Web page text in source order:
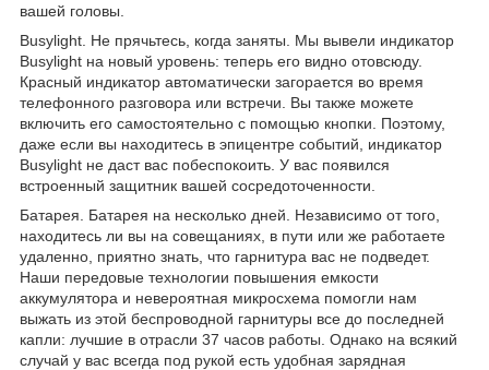
вашей головы.
Busylight. Не прячьтесь, когда заняты. Мы вывели индикатор
Busylight на новый уровень: теперь его видно отовсюду.
Красный индикатор автоматически загорается во время
телефонного разговора или встречи. Вы также можете
включить его самостоятельно с помощью кнопки. Поэтому,
даже если вы находитесь в эпицентре событий, индикатор
Busylight не даст вас побеспокоить. У вас появился
встроенный защитник вашей сосредоточенности.
Батарея. Батарея на несколько дней. Независимо от того,
находитесь ли вы на совещаниях, в пути или же работаете
удаленно, приятно знать, что гарнитура вас не подведет.
Наши передовые технологии повышения емкости
аккумулятора и невероятная микросхема помогли нам
выжать из этой беспроводной гарнитуры все до последней
капли: лучшие в отрасли 37 часов работы. Однако на всякий
случай у вас всегда под рукой есть удобная зарядная